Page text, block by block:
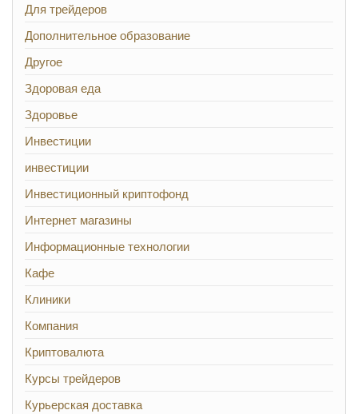
Для трейдеров
Дополнительное образование
Другое
Здоровая еда
Здоровье
Инвестиции
инвестиции
Инвестиционный криптофонд
Интернет магазины
Информационные технологии
Кафе
Клиники
Компания
Криптовалюта
Курсы трейдеров
Курьерская доставка